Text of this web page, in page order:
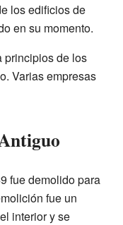
los edificios de
en su momento.
principios de los
Varias empresas
fue demolido para
fue un
interior y se